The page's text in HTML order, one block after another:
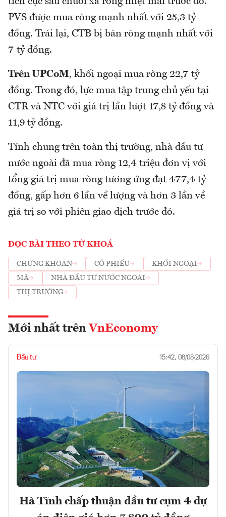
PVS được mua ròng mạnh nhất với 25,3 tỷ
đồng. Trái lại, CTB bị bán ròng mạnh nhất với
7 tỷ đồng.
Trên UPCoM, khối ngoại mua ròng 22,7 tỷ
đồng. Trong đó, lực mua tập trung chủ yếu tại
CTR và NTC với giá trị lần lượt 17,8 tỷ đồng và
11,9 tỷ đồng.
Tính chung trên toàn thị trường, nhà đầu tư
nước ngoài đã mua ròng 12,4 triệu đơn vị với
tổng giá trị mua ròng tương ứng đạt 477,4 tỷ
đồng, gấp hơn 6 lần về lượng và hơn 3 lần về
giá trị so với phiên giao dịch trước đó.
ĐỌC BÀI THEO TỪ KHOÁ
CHỨNG KHOÁN CỔ PHIẾU
KHỐI NGOẠI
MÃ
NHÀ ĐẦU TƯ NƯỚC NGOÀI
THỊ TRƯỜNG
Mới nhất trên VnEconomy
Đầu tư 15:42, 08/08/2026
Hà Tĩnh chấp thuận đầu tư cụm 4 dự